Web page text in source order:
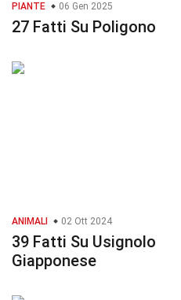
PIANTE 06 Gen 2025
27 Fatti Su Poligono
ANIMALI 02 Ott 2024
39 Fatti Su Usignolo
Giapponese